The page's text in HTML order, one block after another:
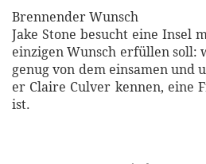
Brennender Wunsch
Jake Stone besucht eine Insel
einzigen Wunsch erfüllen soll:
genug von dem einsamen
er Claire Culver kennen, eine
ist.